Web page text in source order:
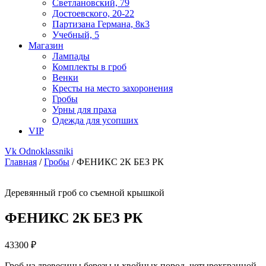
Светлановский, 79
Достоевского, 20-22
Партизана Германа, 8к3
Учебный, 5
Магазин
Лампады
Комплекты в гроб
Венки
Кресты на место захоронения
Гробы
Урны для праха
Одежда для усопших
VIP
Vk Odnoklassniki
Главная /Гробы / ФЕНИКС 2К БЕЗ РК
Деревянный гроб со съемной крышкой
ФЕНИКС 2К БЕЗ РК
43300 ₽